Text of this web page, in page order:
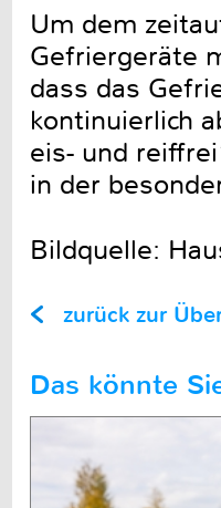
Um dem
Gefriergeräte
dass das
kontinuierlich
eis- und
in der
Bildquelle:
zurück zur
Das könnte